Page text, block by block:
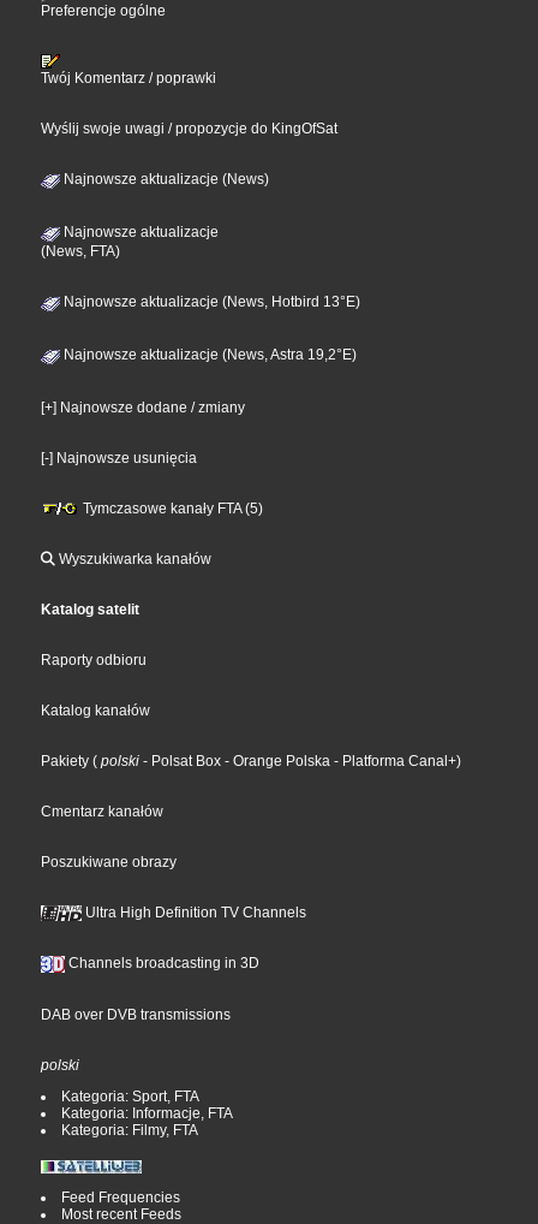
Preferencje ogólne
Twój Komentarz / poprawki
Wyślij swoje uwagi / propozycje do KingOfSat
Najnowsze aktualizacje (News)
Najnowsze aktualizacje
(News, FTA)
Najnowsze aktualizacje (News, Hotbird 13°E)
Najnowsze aktualizacje (News, Astra 19,2°E)
[+] Najnowsze dodane / zmiany
[-] Najnowsze usunięcia
Tymczasowe kanały FTA (5)
Wyszukiwarka kanałów
Katalog satelit
Raporty odbioru
Katalog kanałów
Pakiety ( polski - Polsat Box - Orange Polska - Platforma Canal+)
Cmentarz kanałów
Poszukiwane obrazy
Ultra High Definition TV Channels
Channels broadcasting in 3D
DAB over DVB transmissions
polski
Kategoria: Sport, FTA
Kategoria: Informacje, FTA
Kategoria: Filmy, FTA
Feed Frequencies
Most recent Feeds